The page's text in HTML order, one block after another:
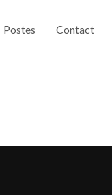
Postes Contact